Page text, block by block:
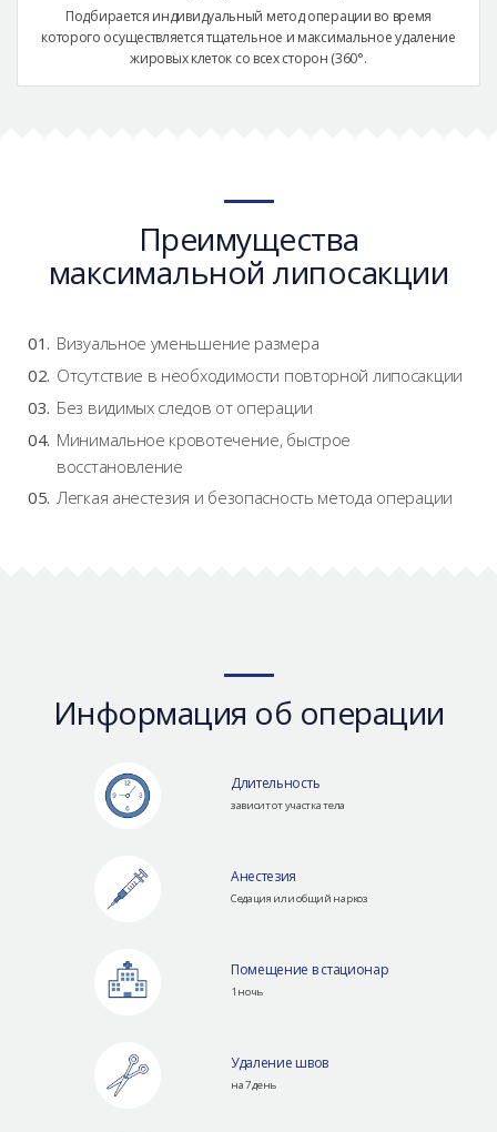
Подбирается индивидуальный метод операции во время
которого осуществляется тщательное и максимальное удаление
жировых клеток со всех сторон (360°.
Преимущества
максимальной липосакции
Визуальное уменьшение размера
Отсутствие в необходимости повторной липосакции
Без видимых следов от операции
Минимальное кровотечение, быстрое
восстановление
Легкая анестезия и безопасность метода операции
Информация об операции
Длительность
зависит от участка тела
Анестезия
Седация или общий наркоз
Помещение в стационар
1 ночь
Удаление швов
на 7 день